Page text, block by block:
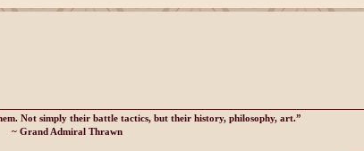
Not simply their battle tactics, but their history, philosophy, art.”
~ Grand Admiral Thrawn